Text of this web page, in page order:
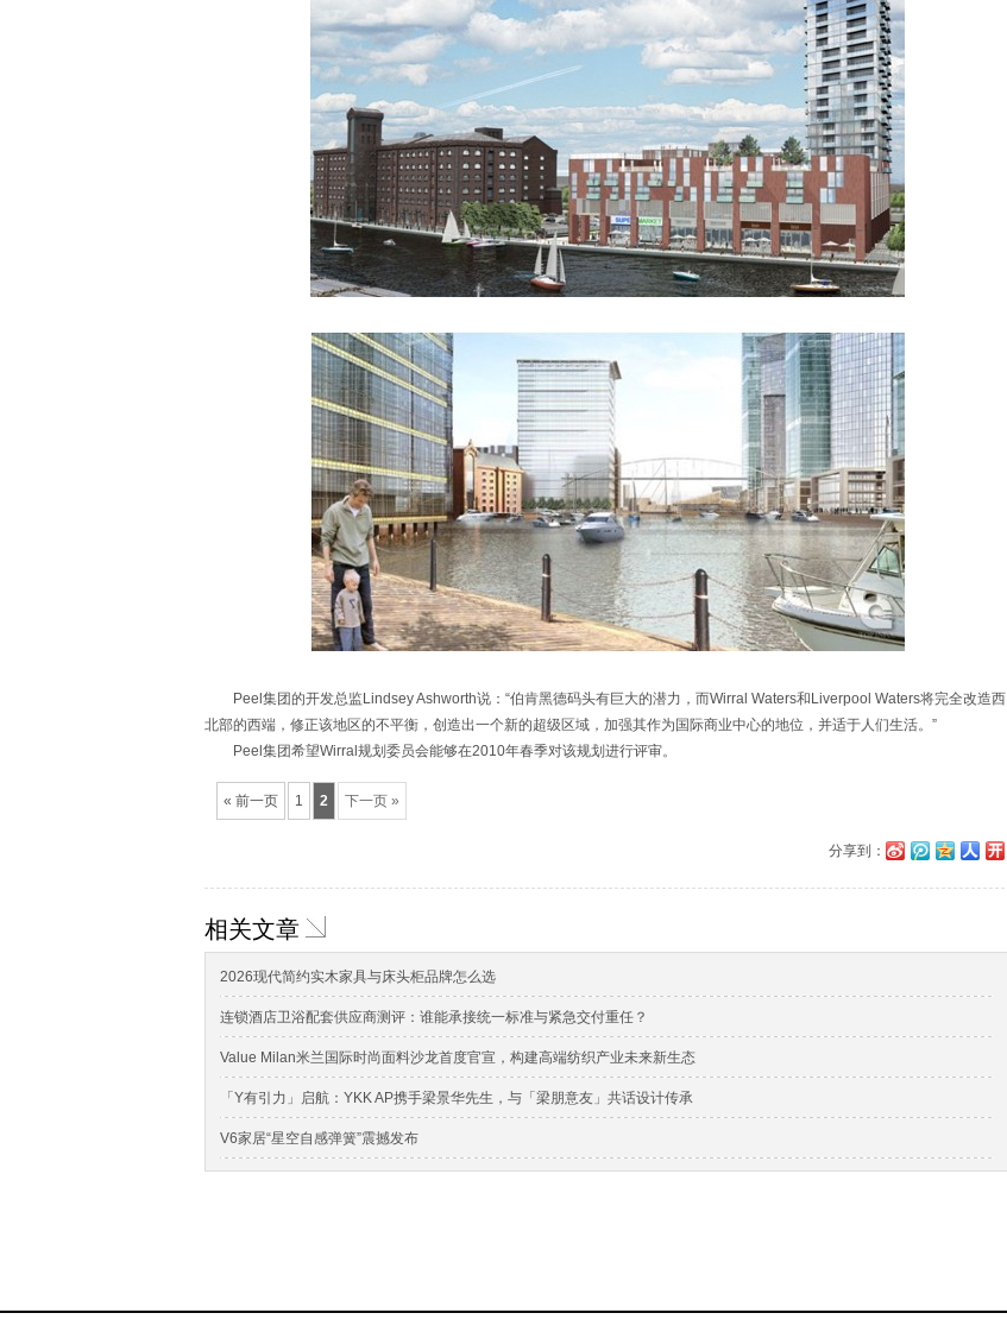
Peel集团的开发总监Lindsey Ashworth说：“伯肯黑德码头有巨大的潜力，而Wirral Waters和Liverpool Waters将完全改造西
北部的西端，修正该地区的不平衡，创造出一个新的超级区域，加强其作为国际商业中心的地位，并适于人们生活。”
Peel集团希望Wirral规划委员会能够在2010年春季对该规划进行评审。
« 前一页 1 2 下一页 »
分享到：
相关文章
2026现代简约实木家具与床头柜品牌怎么选
连锁酒店卫浴配套供应商测评：谁能承接统一标准与紧急交付重任？
Value Milan米兰国际时尚面料沙龙首度官宣，构建高端纺织产业未来新生态
「Y有引力」启航：YKK AP携手梁景华先生，与「梁朋意友」共话设计传承
V6家居“星空自感弹簧”震撼发布